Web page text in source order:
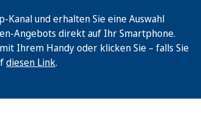
Kanal und erhalten Sie eine Auswahl
Angebots direkt auf Ihr Smartphone.
Ihrem Handy oder klicken Sie – falls Sie
diesen Link.